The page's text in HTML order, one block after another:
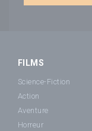
FILMS
Science-Fiction
Action
Aventure
Horreur